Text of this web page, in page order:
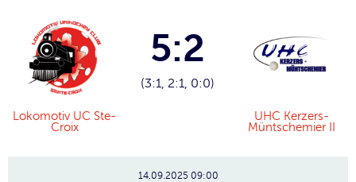
Lokomotiv UC Ste-
Croix
5:2
(3:1, 2:1, 0:0)
UHC Kerzers-
Müntschemier II
14.09.2025 09:00